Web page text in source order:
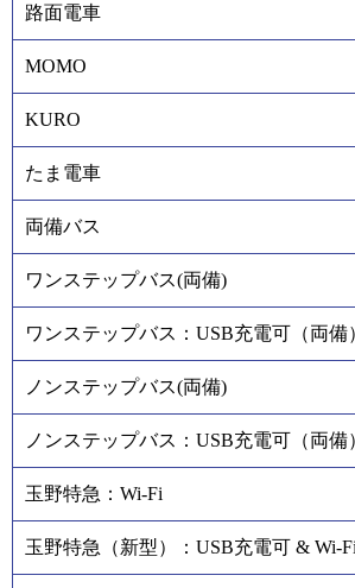
路面電車
MOMO
KURO
たま電車
両備バス
ワンステップバス(両備)
ワンステップバス：USB充電可（両備
ノンステップバス(両備)
ノンステップバス：USB充電可（両備
玉野特急：Wi-Fi
玉野特急（新型）：USB充電可 & Wi-Fi